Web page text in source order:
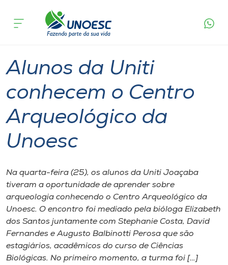
Cursos
Atendimento ao Estudante
Portal de Ensino
A
Internacionalização
I.nova
acontece
Alunos da Uniti
conhecem o Centro
Arqueológico da
Unoesc
Na quarta-feira (25), os alunos da Uniti Joaçaba
tiveram a oportunidade de aprender sobre
arqueologia conhecendo o Centro Arqueológico da
Unoesc. O encontro foi mediado pela bióloga Elizabeth
dos Santos juntamente com Stephanie Costa, David
Fernandes e Augusto Balbinotti Perosa que são
estagiários, acadêmicos do curso de Ciências
Biológicas. No primeiro momento, a turma foi […]